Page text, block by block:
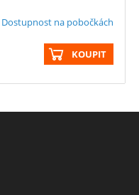
Dostupnost na pobočkách
KOUPIT